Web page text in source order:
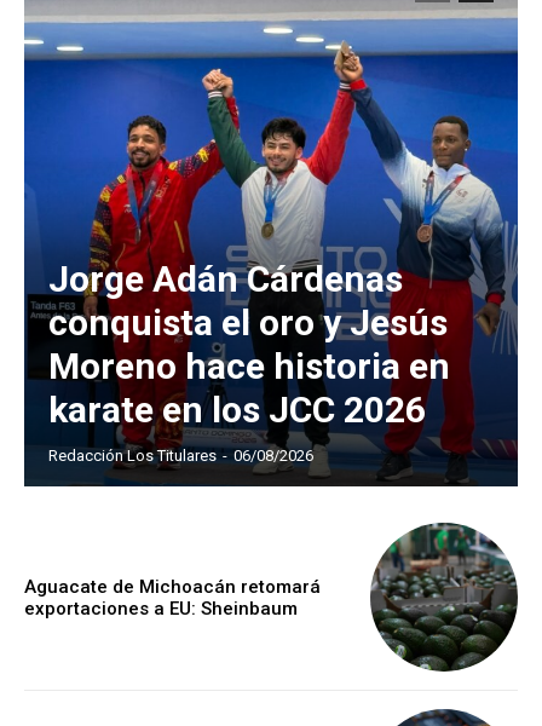
Jorge Adán Cárdenas
conquista el oro y Jesús
Moreno hace historia en
karate en los JCC 2026
Redacción Los Titulares - 06/08/2026
Aguacate de Michoacán retomará
exportaciones a EU: Sheinbaum